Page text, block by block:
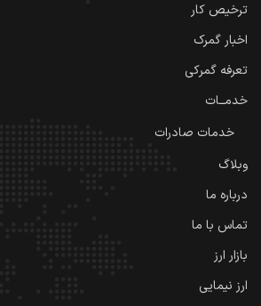
ترخیص کار
اخبار گمرک
تعرفه گمرکی
خدمــات
خدمات صادرات
وبلاگ
درباره ما
تماس با ما
بازار ارز
ارز نیمایی